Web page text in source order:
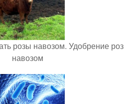
розы навозом. Удобрение роз
навозом